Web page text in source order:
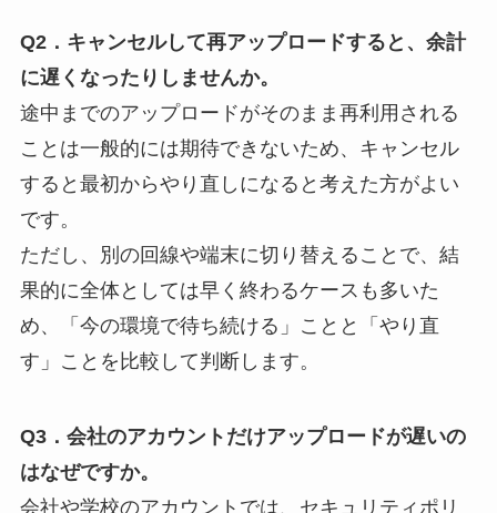
Q2．キャンセルして再アップロードすると、余計
に遅くなったりしませんか。
途中までのアップロードがそのまま再利用される
ことは一般的には期待できないため、キャンセル
すると最初からやり直しになると考えた方がよい
です。
ただし、別の回線や端末に切り替えることで、結
果的に全体としては早く終わるケースも多いた
め、「今の環境で待ち続ける」ことと「やり直
す」ことを比較して判断します。
Q3．会社のアカウントだけアップロードが遅いの
はなぜですか。
会社や学校のアカウントでは、セキュリティポリ